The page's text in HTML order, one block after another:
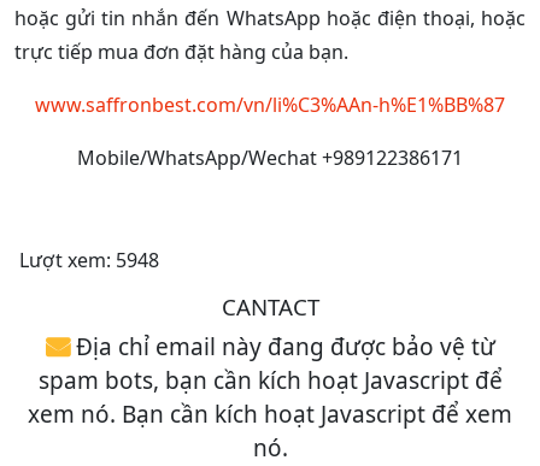
hoặc gửi tin nhắn đến WhatsApp hoặc điện thoại, hoặc
trực tiếp mua đơn đặt hàng của bạn.
www.saffronbest.com/vn/li%C3%AAn-h%E1%BB%87
Mobile/WhatsApp/Wechat +989122386171
Banner được lưu thành công.
Lượt xem: 5948
CANTACT
Địa chỉ email này đang được bảo vệ từ
spam bots, bạn cần kích hoạt Javascript để
xem nó. Bạn cần kích hoạt Javascript để xem
nó.